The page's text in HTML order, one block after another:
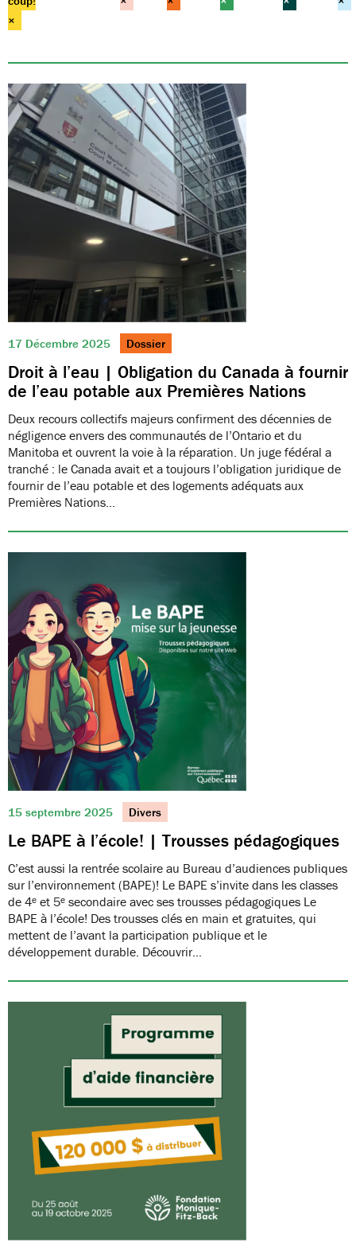
17 Décembre 2025 Dossier
Droit à l’eau | Obligation du Canada à fournir
de l’eau potable aux Premières Nations
Deux recours collectifs majeurs confirment des décennies de
négligence envers des communautés de l’Ontario et du
Manitoba et ouvrent la voie à la réparation. Un juge fédéral a
tranché : le Canada avait et a toujours l’obligation juridique de
fournir de l’eau potable et des logements adéquats aux
Premières Nations…
15 septembre 2025 Divers
Le BAPE à l’école! | Trousses pédagogiques
C’est aussi la rentrée scolaire au Bureau d’audiences publiques
sur l’environnement (BAPE)! Le BAPE s’invite dans les classes
de 4ᵉ et 5ᵉ secondaire avec ses trousses pédagogiques Le
BAPE à l’école! Des trousses clés en main et gratuites, qui
mettent de l’avant la participation publique et le
développement durable. Découvrir…
×